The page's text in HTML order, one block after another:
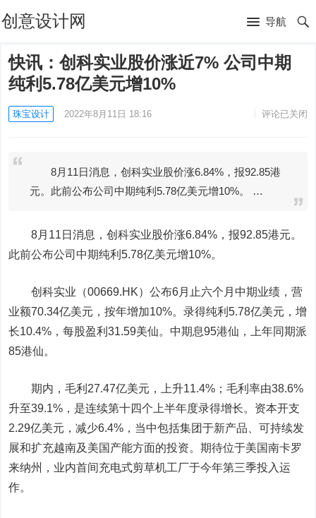
创意设计网 导航
快讯：创科实业股价涨近7% 公司中期
纯利5.78亿美元增10%
珠宝设计 2022年8月11日 18:16 评论已关闭
8月11日消息，创科实业股价涨6.84%，报92.85港
元。此前公布公司中期纯利5.78亿美元增10%。 …
8月11日消息，创科实业 股价涨6.84%，报92.85港元。
此前公布公司中期纯利5.78亿美元增10%。
创科实业（00669.HK）公布6月止六个月中期业绩，营
业额70.34亿美元，按年增加10%。录得纯利5.78亿美元，增
长10.4%，每股盈利31.59美仙。中期息95港仙，上年同期派
85港仙。
期内，毛利27.47亿美元，上升11.4%；毛利率由38.6%
升至39.1%，是连续第十四个上半年度录得增长。资本开支
2.29亿美元，减少6.4%，当中包括集团于新产品、可持续发
展和扩充越南及美国产能方面的投资。期待位于美国南卡罗
来纳州，业内首间充电式剪草机工厂于今年第三季投入运
作。